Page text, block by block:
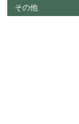
その他